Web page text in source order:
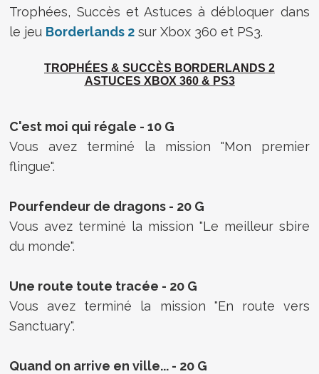
Trophées, Succès et Astuces à débloquer dans
le jeu Borderlands 2 sur Xbox 360 et PS3.
TROPHÉES & SUCCÈS BORDERLANDS 2
ASTUCES XBOX 360 & PS3
C'est moi qui régale - 10 G
Vous avez terminé la mission "Mon premier
flingue".
Pourfendeur de dragons - 20 G
Vous avez terminé la mission "Le meilleur sbire
du monde".
Une route toute tracée - 20 G
Vous avez terminé la mission "En route vers
Sanctuary".
Quand on arrive en ville... - 20 G